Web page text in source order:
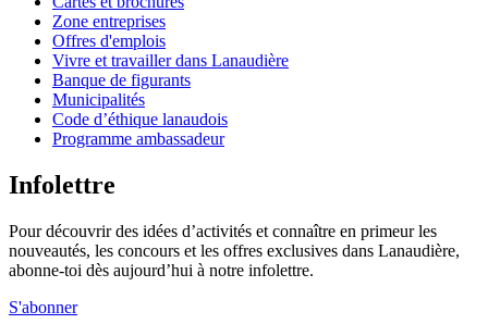
Zone entreprises
Offres d'emplois
Vivre et travailler dans Lanaudière
Banque de figurants
Municipalités
Code d’éthique lanaudois
Programme ambassadeur
Infolettre
Pour découvrir des idées d’activités et connaître en primeur les
nouveautés, les concours et les offres exclusives dans Lanaudière,
abonne-toi dès aujourd’hui à notre infolettre.
S'abonner